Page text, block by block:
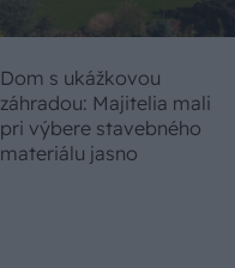
Dom s ukážkovou
záhradou: Majitelia mali
pri výbere stavebného
materiálu jasno